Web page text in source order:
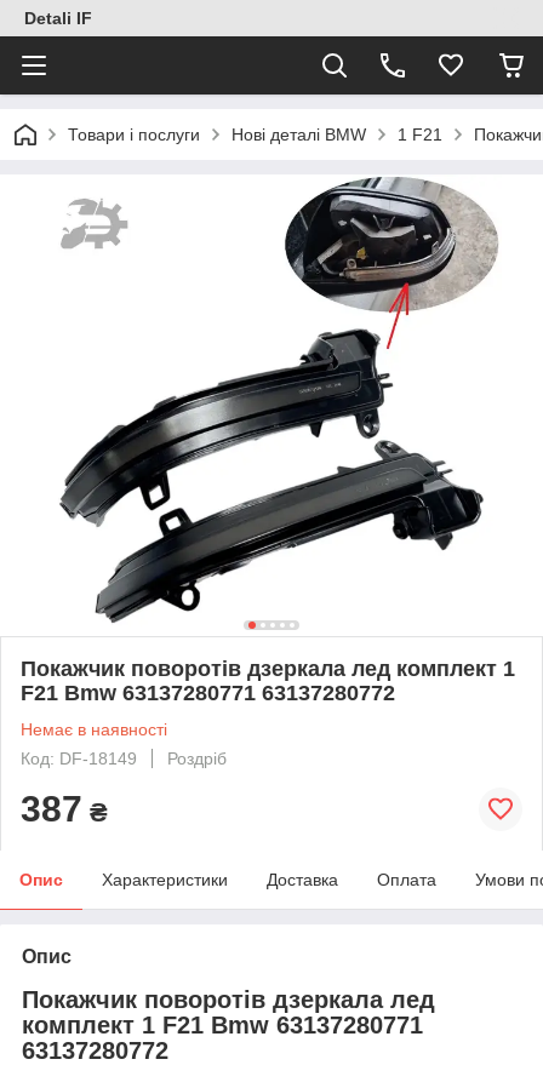
Detali IF
Товари і послуги Нові деталі BMW 1 F21
Покажчик поворотів дзеркала лед комплект 1
F21 Bmw 63137280771 63137280772
Немає в наявності
Код: DF-18149
Роздріб
387 ₴
Опис Характеристики Доставка Оплата Умови
Опис
Покажчик поворотів дзеркала лед
комплект 1 F21 Bmw 63137280771
63137280772